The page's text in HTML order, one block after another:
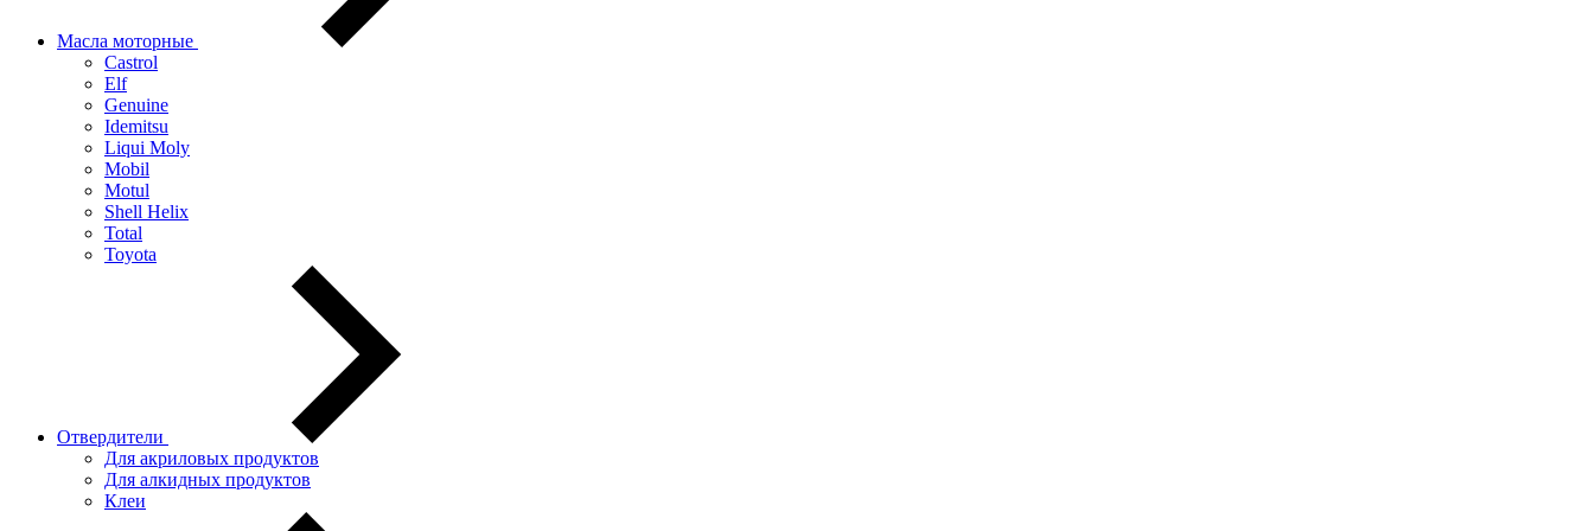
Масла моторные
Castrol
Elf
Genuine
Idemitsu
Liqui Moly
Mobil
Motul
Shell Helix
Total
Toyota
Отвердители
Для акриловых продуктов
Для алкидных продуктов
Клеи